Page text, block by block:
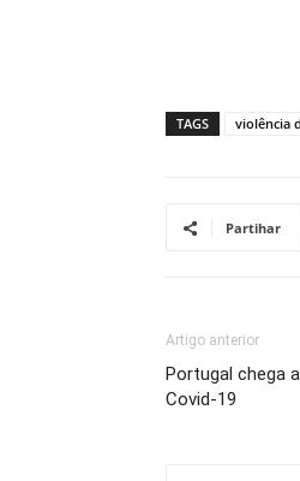
TAGS violência
Partihar
Artigo anterior
Portugal chega
Covid-19